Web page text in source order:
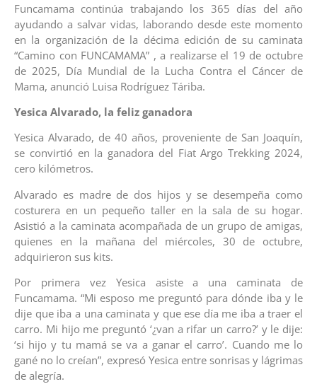
Funcamama continúa trabajando los 365 días del año
ayudando a salvar vidas, laborando desde este momento
en la organización de la décima edición de su caminata
“Camino con FUNCAMAMA” , a realizarse el 19 de octubre
de 2025, Día Mundial de la Lucha Contra el Cáncer de
Mama, anunció Luisa Rodríguez Táriba.
Yesica Alvarado, la feliz ganadora
Yesica Alvarado, de 40 años, proveniente de San Joaquín,
se convirtió en la ganadora del Fiat Argo Trekking 2024,
cero kilómetros.
Alvarado es madre de dos hijos y se desempeña como
costurera en un pequeño taller en la sala de su hogar.
Asistió a la caminata acompañada de un grupo de amigas,
quienes en la mañana del miércoles, 30 de octubre,
adquirieron sus kits.
Por primera vez Yesica asiste a una caminata de
Funcamama. “Mi esposo me preguntó para dónde iba y le
dije que iba a una caminata y que ese día me iba a traer el
carro. Mi hijo me preguntó ‘¿van a rifar un carro?’ y le dije:
‘si hijo y tu mamá se va a ganar el carro’. Cuando me lo
gané no lo creían”, expresó Yesica entre sonrisas y lágrimas
de alegría.